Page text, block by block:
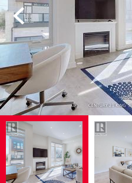
Previous